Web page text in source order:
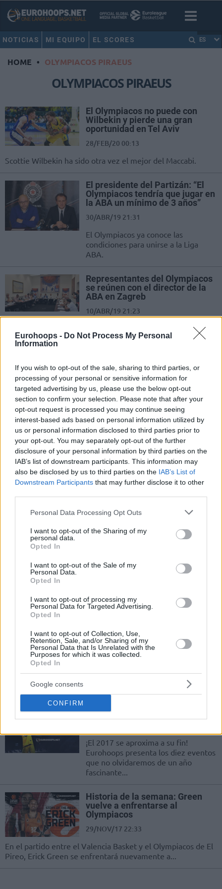
Eurohoops - Do Not Process My Personal
Information
If you wish to opt-out of the sale, sharing to third parties, or
processing of your personal or sensitive information for
targeted advertising by us, please use the below opt-out
section to confirm your selection. Please note that after your
opt-out request is processed you may continue seeing
interest-based ads based on personal information utilized by
us or personal information disclosed to third parties prior to
your opt-out. You may separately opt-out of the further
disclosure of your personal information by third parties on the
IAB’s list of downstream participants. This information may
also be disclosed by us to third parties on the IAB’s List of
Downstream Participants that may further disclose it to other
Please note that this website/app uses one or more Google
not limited to your visit or usage behaviour. You may click to
grant or deny consent to Google and its third-party tags to
use your data for below specified purposes in below Google
consent section.
Personal Data Processing Opt Outs
I want to opt-out of the Sharing of my
personal data.
Opted In
I want to opt-out of the Sale of my
Personal Data.
Opted In
I want to opt-out of processing my
Personal Data for Targeted Advertising.
Opted In
I want to opt-out of Collection, Use,
Retention, Sale, and/or Sharing of my
Personal Data that Is Unrelated with the
Purposes for which it was collected.
Opted In
Google consents
CONFIRM
NOTICIAS MI EQUIPO EL SCORES ES
HOME • OLYMPIACOS PIRAEUS
OLYMPIACOS PIRAEUS
El Olympiacos no puede con
Wilbekin y pierde una gran
oportunidad en Tel Aviv
28/FEB/20 00:13
Scottie Wilbekin ha sido otra vez el mejor del Maccabi.
El presidente del Partizán: “El
Olympiacos tendría que jugar en
la ABA un mínimo de 3 años”
30/ABR/19 21:31
El Olympiacos ya conoce las
condiciones para unirse a la Liga
ABA.
Representantes del Olympiacos
se reúnen con el director de la
ABA en Zagreb
10/ABR/19 21:23
reunieron con Kresimir Novosel, pero la decisión y el...
El Olympiacos aplasta al PAOK
en su primer partido preparativo
30/AGO/18 23:09
El Olympiacos jugó su primer partido
preparativo ante uno de sus eternos
rivales y lo apisonó en un partido...
El Zalgiris ya está a una victoria
de Belgrado
24/ABR/18 22:05
El Zalgiris derrotó al Olympiacos en
un ambiente increíble creado por los
aficionados del equipo de Kaunas se
puso...
Euroliga: titulares contra
más?
los suplentes de los 16 equipos de Euroliga, la correlación...
contendientes (cuarta parte)
04/ENE/18 16:01
mitad de la temporada regular de
Euroliga, ya siendo parte de la...
¡Top 10 de eventos del año 2017!
¡El 2017 se aproxima a su fin!
Eurohoops presenta los diez eventos
que no olvidaremos de un año
fascinante...
Historia de la semana: Green
vuelve a enfrentarse al
Olympiacos
29/NOV/17 22:33
En el partido entre el Valencia Basket y el Olympiacos de El
Pireo, Erick Green se enfrentará nuevamente a...